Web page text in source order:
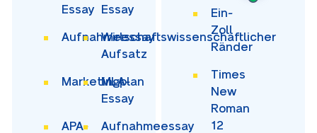
Essay
Essay
Aufnahmeessay
Wirtschaftswissenschaftlicher
Aufsatz
Marketingplan
MLA-
Essay
APA-
Aufnahmeessay
Ein-
Zoll
Ränder
Times
New
Roman
12